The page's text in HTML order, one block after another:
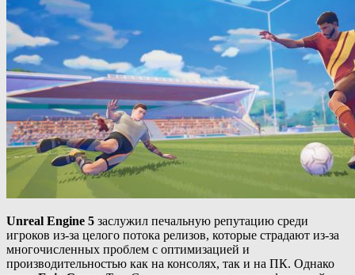
Unreal Engine 5 заслужил печальную репутацию среди
игроков из-за целого потока релизов, которые страдают из-за
многочисленных проблем с оптимизацией и
производительностью как на консолях, так и на ПК. Однако